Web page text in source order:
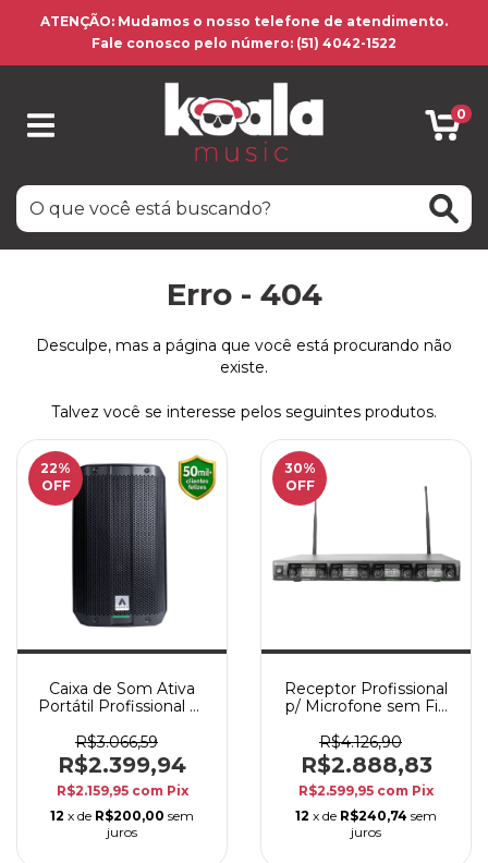
ATENÇÃO: Mudamos o nosso telefone de atendimento.
Fale conosco pelo número: (51) 4042-1522
0
Erro - 404
Desculpe, mas a página que você está procurando não
existe.
Talvez você se interesse pelos seguintes produtos.
22%
OFF
Caixa de Som Ativa
Portátil Profissional 8”
c/Bateria, Bluetooth,
DSP
R$3.066,59
R$2.399,94
R$2.159,95 com Pix
12 x de R$200,00 sem
juros
30%
OFF
Receptor Profissional
p/ Microfone sem Fio
OCTA G2 p/ Rack 19"
R$4.126,90
R$2.888,83
R$2.599,95 com Pix
12 x de R$240,74 sem
juros